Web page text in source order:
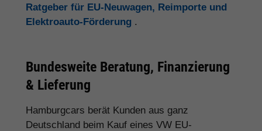
Ratgeber für EU-Neuwagen, Reimporte und
Elektroauto-Förderung .
Bundesweite Beratung, Finanzierung
& Lieferung
Hamburgcars berät Kunden aus ganz
Deutschland beim Kauf eines VW EU-